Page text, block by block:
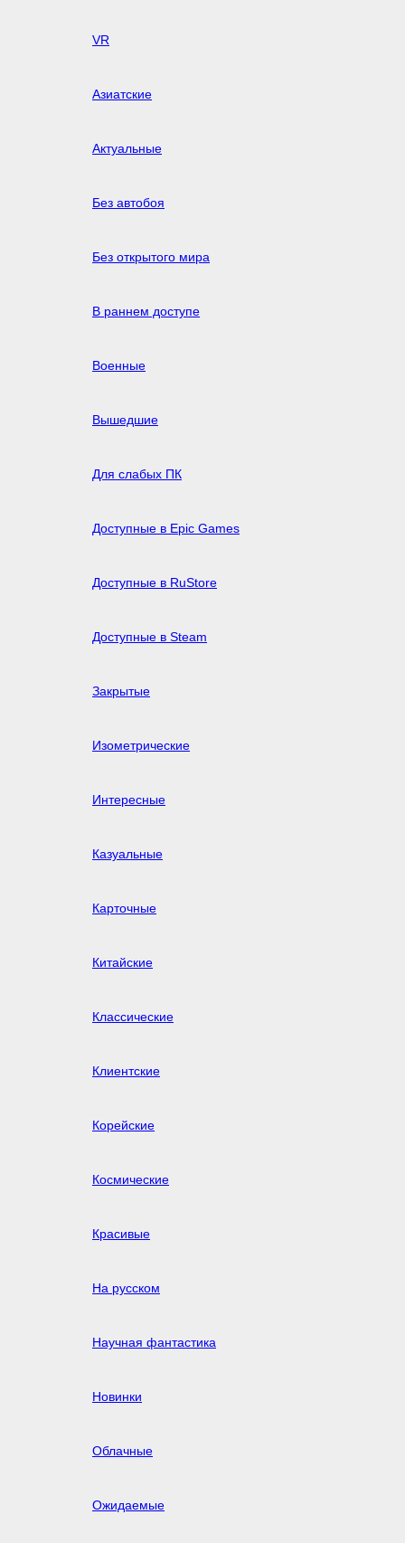
VR
Азиатские
Актуальные
Без автобоя
Без открытого мира
В раннем доступе
Военные
Вышедшие
Для слабых ПК
Доступные в Epic Games
Доступные в RuStore
Доступные в Steam
Закрытые
Изометрические
Интересные
Казуальные
Карточные
Китайские
Классические
Клиентские
Корейские
Космические
Красивые
На русском
Научная фантастика
Новинки
Облачные
Ожидаемые